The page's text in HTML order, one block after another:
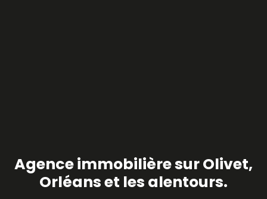
Agence immobilière sur Olivet,
Orléans et les alentours.